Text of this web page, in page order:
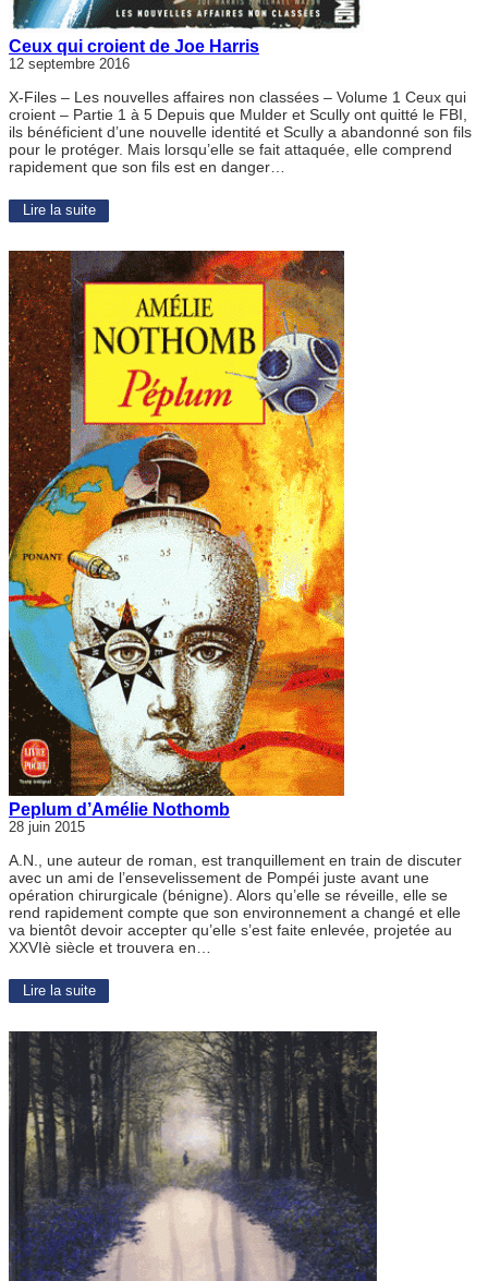
Ceux qui croient de Joe Harris
12 septembre 2016
X-Files – Les nouvelles affaires non classées – Volume 1 Ceux qui
croient – Partie 1 à 5 Depuis que Mulder et Scully ont quitté le FBI,
ils bénéficient d’une nouvelle identité et Scully a abandonné son fils
pour le protéger. Mais lorsqu’elle se fait attaquée, elle comprend
rapidement que son fils est en danger…
Lire la suite
Peplum d’Amélie Nothomb
28 juin 2015
A.N., une auteur de roman, est tranquillement en train de discuter
avec un ami de l’ensevelissement de Pompéi juste avant une
opération chirurgicale (bénigne). Alors qu’elle se réveille, elle se
rend rapidement compte que son environnement a changé et elle
va bientôt devoir accepter qu’elle s’est faite enlevée, projetée au
XXVIè siècle et trouvera en…
Lire la suite